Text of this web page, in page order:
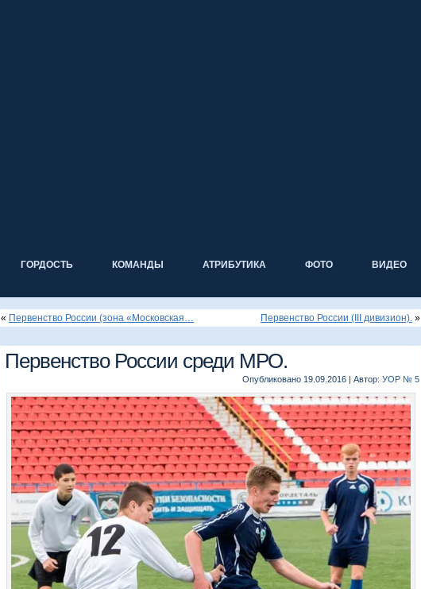
ГОРДОСТЬ КОМАНДЫ АТРИБУТИКА ФОТО ВИДЕО
« Первенство России (зона «Московская… Первенство России (III дивизион). »
Первенство России среди МРО.
Опубликовано 19.09.2016 | Автор: УОР № 5